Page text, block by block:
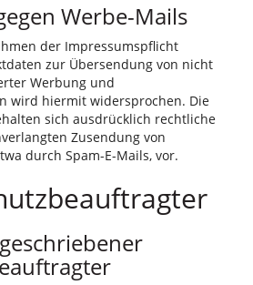
Werbe-Mails
der Impressumspflicht
zur Übersendung von nicht
Werbung und
wird hiermit widersprochen. Die
sich ausdrücklich rechtliche
Zusendung von
durch Spam-E-Mails, vor.